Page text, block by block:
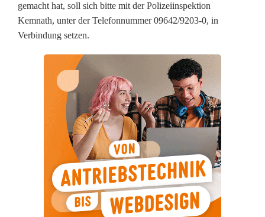
g
e
gemacht hat, soll sich bitte mit der Polizeiinspektion
Kemnath, unter der Telefonnummer 09642/9203-0, in
Verbindung setzen.